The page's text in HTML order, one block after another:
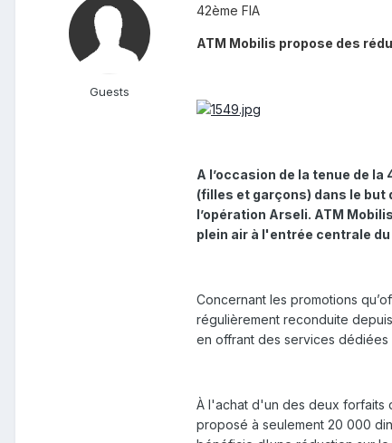
Guests
42ème FIA
ATM Mobilis propose des
A l’occasion de la tenue de
(filles et garçons) dans le
l’opération Arseli. ATM
plein air à l'entrée centrale
Concernant les promotions
régulièrement reconduite
en offrant des services
À l'achat d'un des deux forfaits
proposé à seulement 20 000